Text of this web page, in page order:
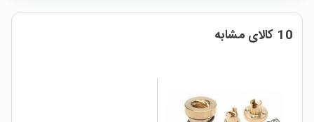
10 کالای مشابه